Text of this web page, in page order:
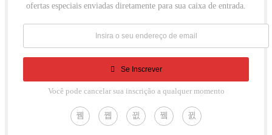
ofertas especiais enviadas diretamente para sua caixa de entrada.
Se Inscrever
Você pode cancelar sua inscrição a qualquer momento